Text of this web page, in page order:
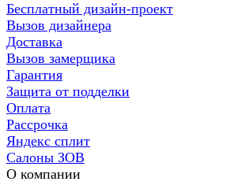
Бесплатный дизайн-проект
Вызов дизайнера
Доставка
Вызов замерщика
Гарантия
Защита от подделки
Оплата
Рассрочка
Яндекс сплит
Салоны ЗОВ
О компании